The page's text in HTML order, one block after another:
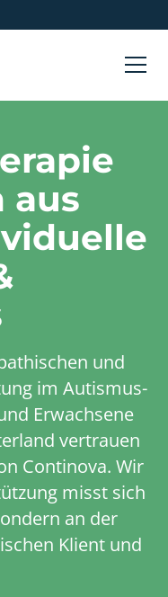
aus
und
im Autismus-
Erwachsene
vertrauen
Continova. Wir
misst sich
an der
Klient und